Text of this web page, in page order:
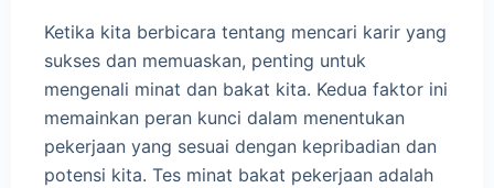
Ketika kita berbicara tentang mencari karir yang
sukses dan memuaskan, penting untuk
mengenali minat dan bakat kita. Kedua faktor ini
memainkan peran kunci dalam menentukan
pekerjaan yang sesuai dengan kepribadian dan
potensi kita. Tes minat bakat pekerjaan adalah